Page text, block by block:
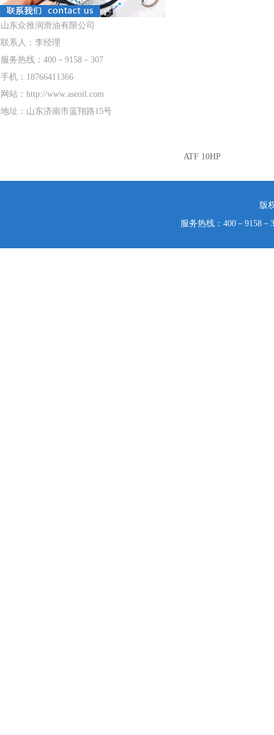
山东众推润滑油有限公司
联系人：李经理
服务热线：400－9158－307
手机：18766411366
网站：http://www.aseoil.com
地址：山东济南市蓝翔路15号
ATF 10HP
版
服务热线：400－9158